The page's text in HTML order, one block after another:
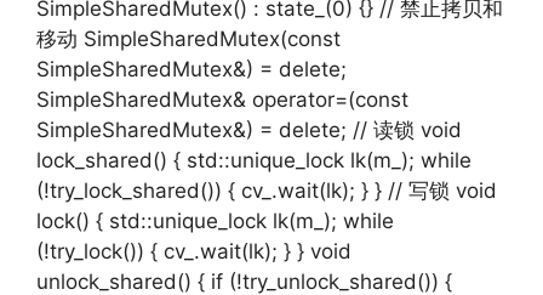
SimpleSharedMutex() : state_(0) {} // 禁止拷贝和
移动 SimpleSharedMutex(const
SimpleSharedMutex&) = delete;
SimpleSharedMutex& operator=(const
SimpleSharedMutex&) = delete; // 读锁 void
lock_shared() { std::unique_lock lk(m_); while
(!try_lock_shared()) { cv_.wait(lk); } } // 写锁 void
lock() { std::unique_lock lk(m_); while
(!try_lock()) { cv_.wait(lk); } } void
unlock_shared() { if (!try_unlock_shared()) {